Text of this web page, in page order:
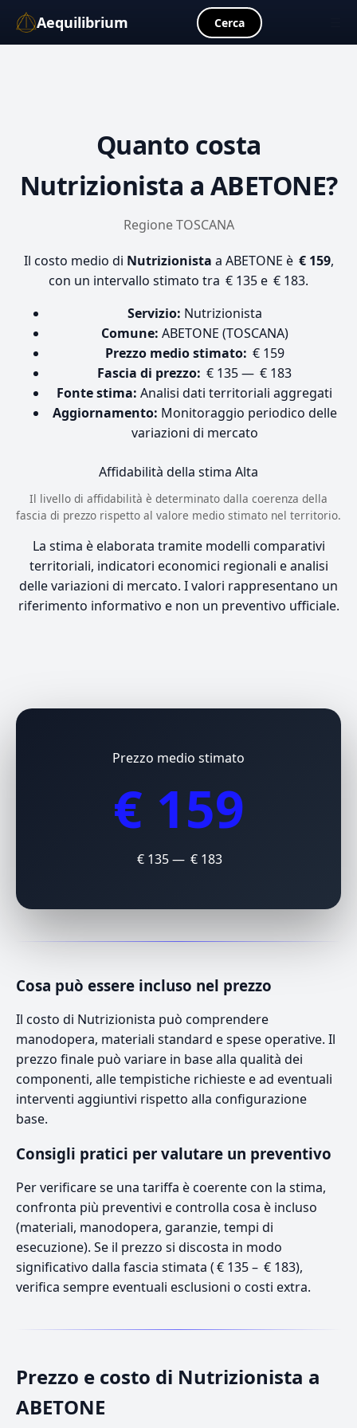
Aequilibrium Cerca
Quanto costa
Nutrizionista a ABETONE?
Regione TOSCANA
Il costo medio di Nutrizionista a ABETONE è € 159,
con un intervallo stimato tra € 135 e € 183.
Servizio: Nutrizionista
Comune: ABETONE (TOSCANA)
Prezzo medio stimato: € 159
Fascia di prezzo: € 135 — € 183
Fonte stima: Analisi dati territoriali aggregati
Aggiornamento: Monitoraggio periodico delle
variazioni di mercato
Affidabilità della stima Alta
Il livello di affidabilità è determinato dalla coerenza della
fascia di prezzo rispetto al valore medio stimato nel territorio.
La stima è elaborata tramite modelli comparativi
territoriali, indicatori economici regionali e analisi
delle variazioni di mercato. I valori rappresentano un
riferimento informativo e non un preventivo ufficiale.
Prezzo medio stimato
€ 159
€ 135 — € 183
Cosa può essere incluso nel prezzo
Il costo di Nutrizionista può comprendere
manodopera, materiali standard e spese operative. Il
prezzo finale può variare in base alla qualità dei
componenti, alle tempistiche richieste e ad eventuali
interventi aggiuntivi rispetto alla configurazione
base.
Consigli pratici per valutare un preventivo
Per verificare se una tariffa è coerente con la stima,
confronta più preventivi e controlla cosa è incluso
(materiali, manodopera, garanzie, tempi di
esecuzione). Se il prezzo si discosta in modo
significativo dalla fascia stimata ( € 135 – € 183),
verifica sempre eventuali esclusioni o costi extra.
Prezzo e costo di Nutrizionista a
ABETONE